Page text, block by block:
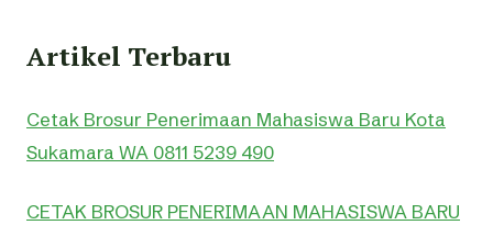
Artikel Terbaru
Cetak Brosur Penerimaan Mahasiswa Baru Kota
Sukamara WA 0811 5239 490
CETAK BROSUR PENERIMAAN MAHASISWA BARU